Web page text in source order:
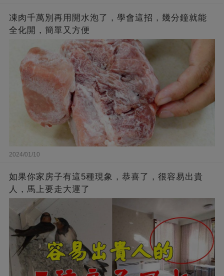
凍肉千萬別再用開水泡了，學會這招，幾分鐘就能
全化開，簡單又方便
2024/01/10
如果你家房子有這5種現象，恭喜了，很容易出貴
人，馬上要走大運了